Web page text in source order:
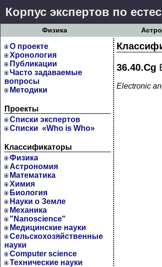
Корпус экспертов по
Физика
О проекте
Хронология
Публикации
Часто задаваемые
вопросы
Методики
Проекты
Cписки экспертов
Списки «Who is Who»
Классификаторы
Физика
Астрономия
Математика
Химия
Биология
Науки о Земле
Механика
"Nanoscience"
Медицинские науки
Сельскохозяйственные
науки
Computer science
Технические науки
36.40.Cg
Electronic